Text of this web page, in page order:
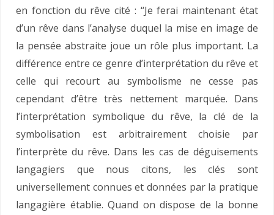
en fonction du rêve cité : “Je ferai maintenant état
d’un rêve dans l’analyse duquel la mise en image de
la pensée abstraite joue un rôle plus important. La
différence entre ce genre d’interprétation du rêve et
celle qui recourt au symbolisme ne cesse pas
cependant d’être très nettement marquée. Dans
l’interprétation symbolique du rêve, la clé de la
symbolisation est arbitrairement choisie par
l’interprète du rêve. Dans les cas de déguisements
langagiers que nous citons, les clés sont
universellement connues et données par la pratique
langagière établie. Quand on dispose de la bonne